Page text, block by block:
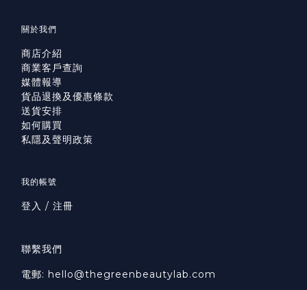
關於我們
商店介紹
商業客戶查詢
媒體報導
貨品退換及優惠條款
送貨安排
如何購買
私隱及聲明政策
我的帳號
登入 / 注冊
聯繫我們
電郵: hello@thegreenbeautylab.com